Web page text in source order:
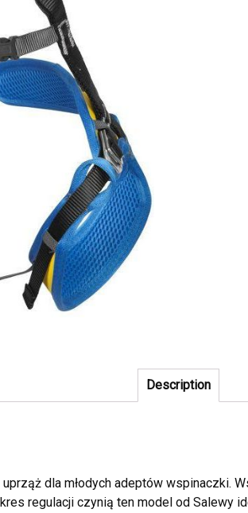
Description
uprząż dla młodych adeptów wspinaczki.
regulacji czynią ten model od Salewy